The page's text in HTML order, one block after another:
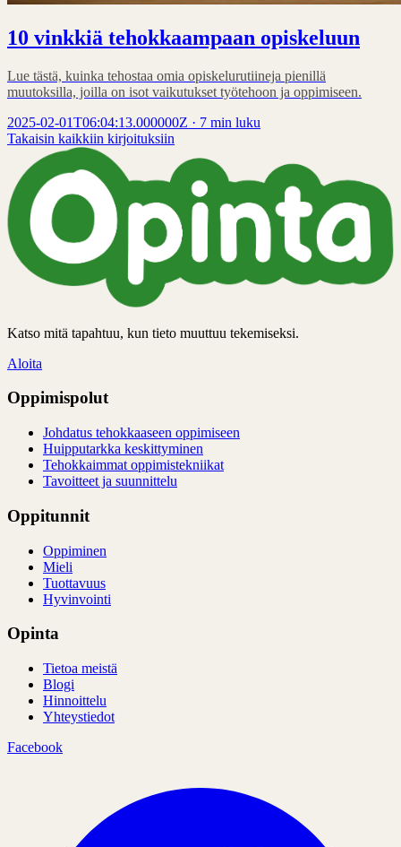
10 vinkkiä tehokkaampaan opiskeluun
Lue tästä, kuinka tehostaa omia opiskelurutiineja pienillä
muutoksilla, joilla on isot vaikutukset työtehoon ja oppimiseen.
2025-02-01T06:04:13.000000Z · 7 min luku
Takaisin kaikkiin kirjoituksiin
Katso mitä tapahtuu, kun tieto muuttuu tekemiseksi.
Aloita
Oppimispolut
Johdatus tehokkaaseen oppimiseen
Huipputarkka keskittyminen
Tehokkaimmat oppimistekniikat
Tavoitteet ja suunnittelu
Oppitunnit
Oppiminen
Mieli
Tuottavuus
Hyvinvointi
Opinta
Tietoa meistä
Blogi
Hinnoittelu
Yhteystiedot
Facebook